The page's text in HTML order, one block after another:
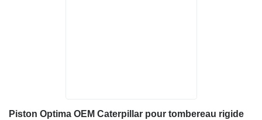
Piston Optima OEM Caterpillar pour tombereau rigide